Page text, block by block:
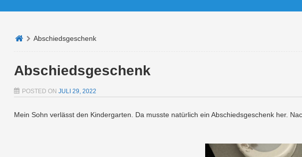
Abschiedsgeschenk
Abschiedsgeschenk
POSTED ON JULI 29, 2022
Mein Sohn verlässt den Kindergarten. Da musste natürlich ein Abschiedsgeschenk her.